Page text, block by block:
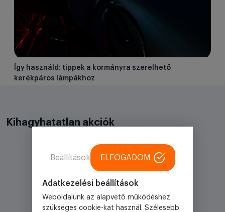
Így használd: tippek a kormányra szerelhető
kerékpáros lámpákhoz
Kihagyhatatlan akciók
Akciós
Adatkezelési beállítások
Weboldalunk az alapvető működéshez
szükséges cookie-kat használ. Szélesebb
Beállítások ELFOGADOM